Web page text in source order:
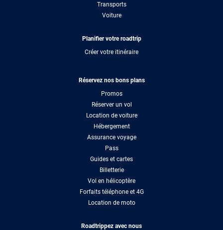
Transports
Voiture
Planifier votre roadtrip
Créer votre itinéraire
Réservez nos bons plans
Promos
Réserver un vol
Location de voiture
Hébergement
Assurance voyage
Pass
Guides et cartes
Billetterie
Vol en hélicoptère
Forfaits téléphone et 4G
Location de moto
Roadtrippez avec nous